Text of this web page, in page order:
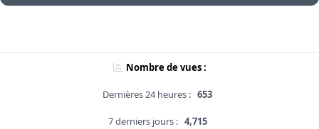
Nombre de vues :
Dernières 24 heures : 653
7 derniers jours : 4,715